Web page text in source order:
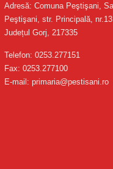
Adresă: Comuna Peştişani,
Peştişani, str. Principală,
Județul Gorj, 217335
Telefon: 0253.277151
Fax: 0253.277100
E-mail: primaria@pestisani.ro